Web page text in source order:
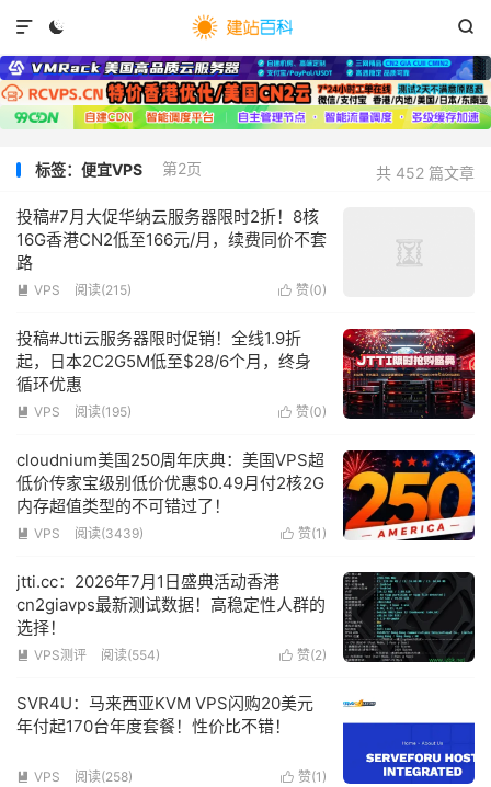
 

共 452 篇文章
标签：便宜VPS 第2页
投稿#7月大促华纳云服务器限时2折！8核
16G香港CN2低至166元/月，续费同价不套
路
 赞(0)
 VPS 阅读(215)
投稿#Jtti云服务器限时促销！全线1.9折
起，日本2C2G5M低至$28/6个月，终身
循环优惠
 赞(0)
 VPS 阅读(195)
cloudnium美国250周年庆典：美国VPS超
低价传家宝级别低价优惠$0.49月付2核2G
内存超值类型的不可错过了！
 赞(1 )
 VPS 阅读(3439)
jtti.cc：2026年7月1日盛典活动香港
cn2giavps最新测试数据！高稳定性人群的
选择！
 赞(2)
 VPS测评 阅读(554)
SVR4U：马来西亚KVM VPS闪购20美元
年付起170台年度套餐！性价比不错！
 赞(1 )
 VPS 阅读(258)